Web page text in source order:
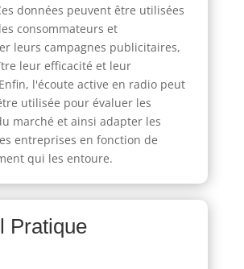
données peuvent être utilisées
consommateurs et
leurs campagnes publicitaires,
leur efficacité et leur
l'écoute active en radio peut
utilisée pour évaluer les
marché et ainsi adapter les
entreprises en fonction de
qui les entoure.
Pratique